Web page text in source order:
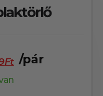
Ft /pár